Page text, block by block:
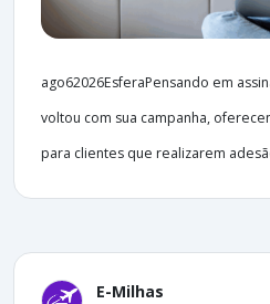
ago62026EsferaPensando em
voltou com sua campanha,
para clientes que realizarem
E-Milhas